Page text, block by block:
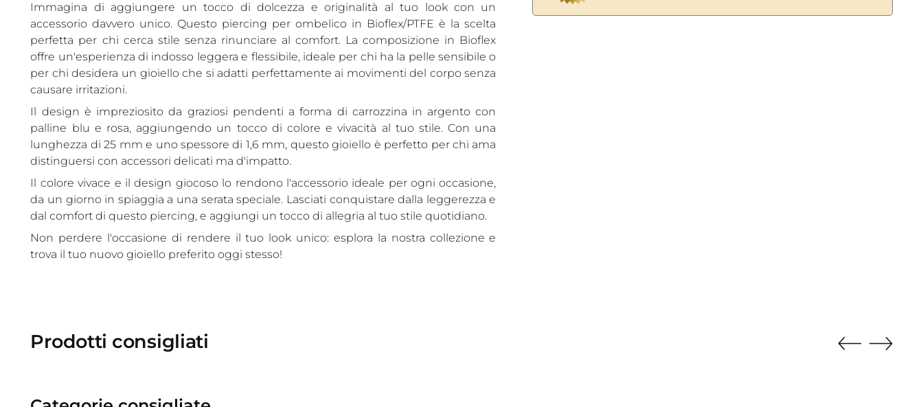
Immagina di aggiungere un tocco di dolcezza e originalità al tuo look con un
accessorio davvero unico. Questo piercing per ombelico in Bioflex/PTFE è la scelta
perfetta per chi cerca stile senza rinunciare al comfort. La composizione in Bioflex
offre un'esperienza di indosso leggera e flessibile, ideale per chi ha la pelle sensibile o
per chi desidera un gioiello che si adatti perfettamente ai movimenti del corpo senza
causare irritazioni.
Il design è impreziosito da graziosi pendenti a forma di carrozzina in argento con
palline blu e rosa, aggiungendo un tocco di colore e vivacità al tuo stile. Con una
lunghezza di 25 mm e uno spessore di 1,6 mm, questo gioiello è perfetto per chi ama
distinguersi con accessori delicati ma d'impatto.
Il colore vivace e il design giocoso lo rendono l'accessorio ideale per ogni occasione,
da un giorno in spiaggia a una serata speciale. Lasciati conquistare dalla leggerezza e
dal comfort di questo piercing, e aggiungi un tocco di allegria al tuo stile quotidiano.
Non perdere l'occasione di rendere il tuo look unico: esplora la nostra collezione e
trova il tuo nuovo gioiello preferito oggi stesso!
Prodotti consigliati